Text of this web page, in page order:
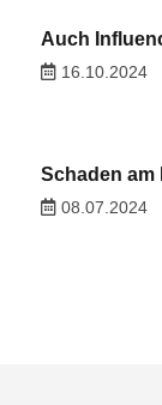
Auch
16.10.2024
Schaden am
08.07.2024